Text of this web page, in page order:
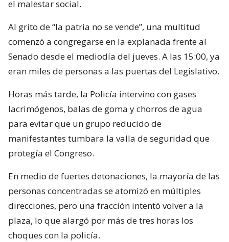
el malestar social.
Al grito de “la patria no se vende”, una multitud
comenzó a congregarse en la explanada frente al
Senado desde el mediodía del jueves. A las 15:00, ya
eran miles de personas a las puertas del Legislativo.
Horas más tarde, la Policía intervino con gases
lacrimógenos, balas de goma y chorros de agua
para evitar que un grupo reducido de
manifestantes tumbara la valla de seguridad que
protegía el Congreso.
En medio de fuertes detonaciones, la mayoría de las
personas concentradas se atomizó en múltiples
direcciones, pero una fracción intentó volver a la
plaza, lo que alargó por más de tres horas los
choques con la policía.